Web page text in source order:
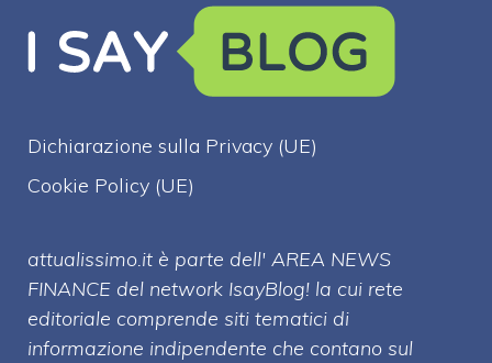
Dichiarazione sulla Privacy (UE)
Cookie Policy (UE)
attualissimo.it è parte dell' AREA NEWS
FINANCE del network IsayBlog! la cui rete
editoriale comprende siti tematici di
informazione indipendente che contano sul